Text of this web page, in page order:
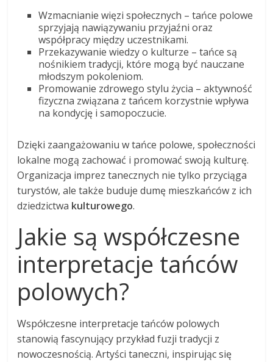
Wzmacnianie więzi społecznych – tańce polowe
sprzyjają nawiązywaniu przyjaźni oraz
współpracy między uczestnikami.
Przekazywanie wiedzy o kulturze – tańce są
nośnikiem tradycji, które mogą być nauczane
młodszym pokoleniom.
Promowanie zdrowego stylu życia – aktywność
fizyczna związana z tańcem korzystnie wpływa
na kondycję i samopoczucie.
Dzięki zaangażowaniu w tańce polowe, społeczności
lokalne mogą zachować i promować swoją kulturę.
Organizacja imprez tanecznych nie tylko przyciąga
turystów, ale także buduje dumę mieszkańców z ich
dziedzictwa kulturowego.
Jakie są współczesne
interpretacje tańców
polowych?
Współczesne interpretacje tańców polowych
stanowią fascynujący przykład fuzji tradycji z
nowoczesnością. Artyści taneczni, inspirując się